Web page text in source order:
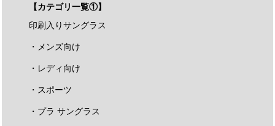
【カテゴリ一覧①】
印刷入りサングラス
・メンズ向け
・レディ向け
・スポーツ
・プラ サングラス